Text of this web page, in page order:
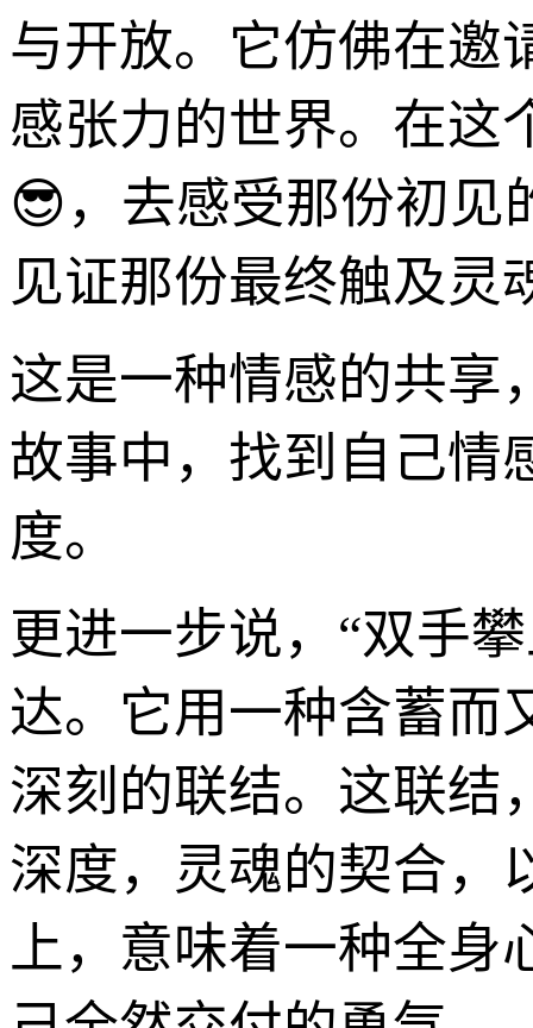
与开放。它仿佛在邀
感张力的世界。在这
😎，去感受那份初见
见证那份最终触及灵
这是一种情感的共享
故事中，找到自己情
度。
更进一步说，“双手
达。它用一种含蓄而
深刻的联结。这联结
深度，灵魂的契合，
上，意味着一种全身